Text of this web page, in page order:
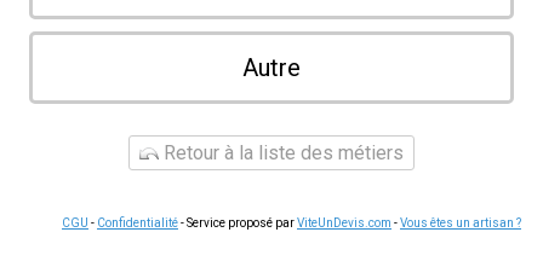
Autre
Retour à la liste des métiers
CGU - Confidentialité- Service proposé parViteUnDevis.com -Vous êtes un artisan ?